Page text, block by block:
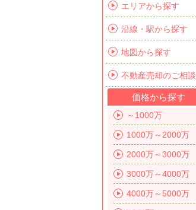
エリアから探す
沿線・駅から探す
地図から探す
不動産売却のご相談
価格から探す
～1000万
1000万～2000万
2000万～3000万
3000万～4000万
4000万～5000万